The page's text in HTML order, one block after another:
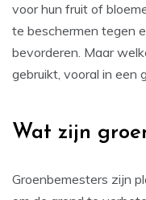
voor hun fruit of
te beschermen tegen
bevorderen. Maar
gebruikt, vooral in een
Wat zijn
Groenbemesters zijn